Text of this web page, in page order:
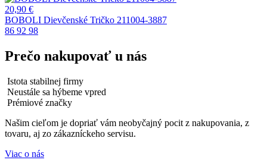
20,90 €
BOBOLI Dievčenské Tričko 211004-3887
86 92 98
Prečo nakupovať u nás
Istota stabilnej firmy
Neustále sa hýbeme vpred
Prémiové značky
Našim cieľom je dopriať vám neobyčajný pocit z nakupovania, z
tovaru, aj zo zákazníckeho servisu.
Viac o nás